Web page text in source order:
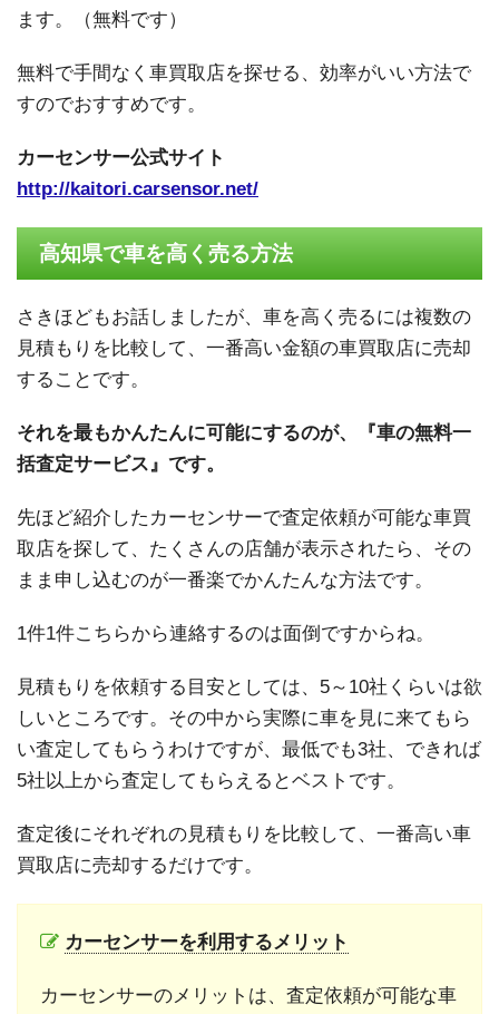
ます。（無料です）
無料で手間なく車買取店を探せる、効率がいい方法で
すのでおすすめです。
カーセンサー公式サイト
http://kaitori.carsensor.net/
高知県で車を高く売る方法
さきほどもお話しましたが、車を高く売るには複数の
見積もりを比較して、一番高い金額の車買取店に売却
することです。
それを最もかんたんに可能にするのが、『車の無料一
括査定サービス』です。
先ほど紹介したカーセンサーで査定依頼が可能な車買
取店を探して、たくさんの店舗が表示されたら、その
まま申し込むのが一番楽でかんたんな方法です。
1件1件こちらから連絡するのは面倒ですからね。
見積もりを依頼する目安としては、5～10社くらいは欲
しいところです。その中から実際に車を見に来てもら
い査定してもらうわけですが、最低でも3社、できれば
5社以上から査定してもらえるとベストです。
査定後にそれぞれの見積もりを比較して、一番高い車
買取店に売却するだけです。
カーセンサーを利用するメリット
カーセンサーのメリットは、査定依頼が可能な車